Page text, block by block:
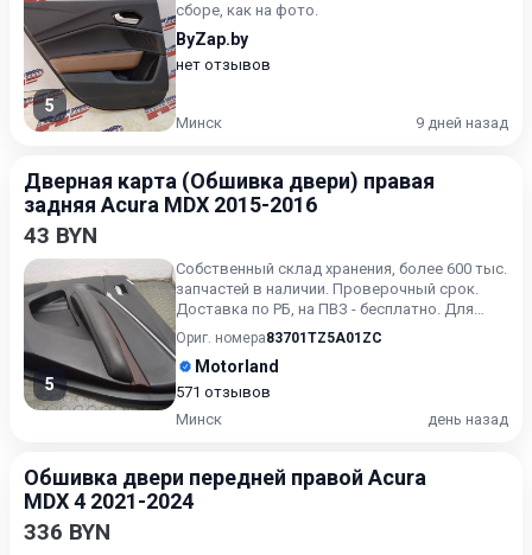
5
сборе, как на фото.
ByZap.by
нет отзывов
Минск 9 дней назад
Дверная карта (Обшивка двери) правая
задняя Acura MDX 2015-2016
43 BYN
5
Собственный склад хранения, более 600 тыс.
запчастей в наличии. Проверочный срок.
Доставка по РБ, на ПВЗ - бесплатно. Для
получения актуальн...
Ориг. номера83701TZ5A01ZC
Motorland
571 отзывов
Минск
день назад
Обшивка двери передней правой Acura
MDX 4 2021-2024
336 BYN